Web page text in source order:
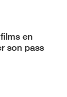
en
son pass